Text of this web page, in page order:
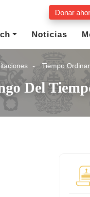
Donar
Noticias
Tiempo
Del